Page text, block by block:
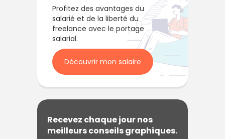
Profitez des avantages du
salarié et de la liberté du
freelance avec le portage
salarial.
Découvrir mon salaire
Recevez chaque jour nos
meilleurs conseils graphiques.